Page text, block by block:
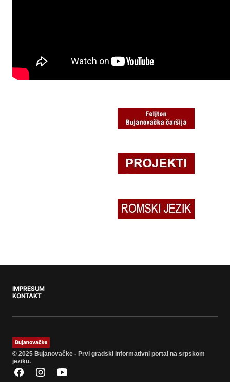
IMPRESUM
KONTAKT
© 2025 Bujanovačke - Prvi gradski informativni portal na srpskom
jeziku.